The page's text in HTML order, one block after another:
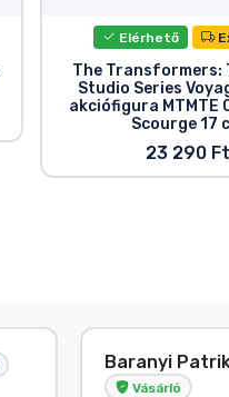
Elérhető
The Transformers:
Studio Series
akciófigura MTMTE
Scourge 17
23 290 Ft
Baranyi
Vásárló